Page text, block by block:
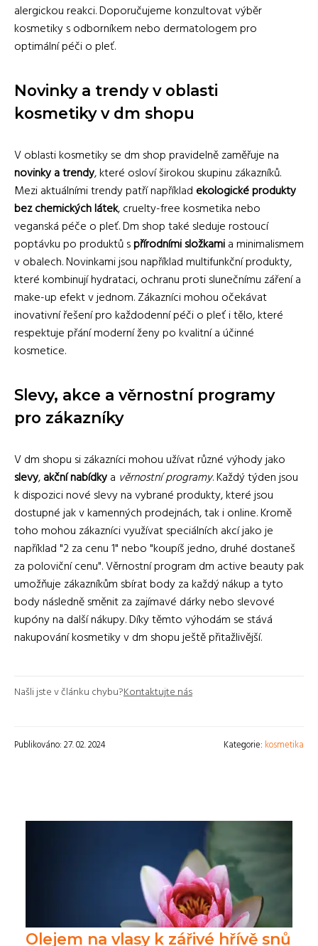
alergickou reakci. Doporučujeme konzultovat výběr
kosmetiky s odborníkem nebo dermatologem pro
optimální péči o pleť.
Novinky a trendy v oblasti
kosmetiky v dm shopu
V oblasti kosmetiky se dm shop pravidelně zaměřuje na
novinky a trendy, které osloví širokou skupinu zákazníků.
Mezi aktuálními trendy patří například ekologické produkty
bez chemických látek, cruelty-free kosmetika nebo
veganská péče o pleť. Dm shop také sleduje rostoucí
poptávku po produktů spřírodními složkamia minimalismem
v obalech. Novinkami jsou například multifunkční produkty,
které kombinují hydrataci, ochranu proti slunečnímu záření a
make-up efekt v jednom. Zákazníci mohou očekávat
inovativní řešení pro každodenní péči o pleť i tělo, které
respektuje přání moderní ženy po kvalitní a účinné
kosmetice.
Slevy, akce a věrnostní programy
pro zákazníky
V dm shopu si zákazníci mohou užívat různé výhody jako
slevy,akční nabídkya věrnostní programy. Každý týden jsou
k dispozici nové slevy na vybrané produkty, které jsou
dostupné jak v kamenných prodejnách, tak i online. Kromě
toho mohou zákazníci využívat speciálních akcí jako je
například "2 za cenu 1" nebo "koupíš jedno, druhé dostaneš
za poloviční cenu". Věrnostní program dm active beauty pak
umožňuje zákazníkům sbírat body za každý nákup a tyto
body následně směnit za zajímavé dárky nebo slevové
kupóny na další nákupy. Díky těmto výhodám se stává
nakupování kosmetiky v dm shopu ještě přitažlivější.
Našli jste v článku chybu?Kontaktujte nás
Publikováno: 27. 02. 2024 Kategorie: kosmetika
Olejem na vlasy k zářivé hřívě snů